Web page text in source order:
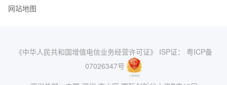
网站地图
《中华人民共和国增值电信业务经营许可证》 ISP证： 粤ICP备
07026347号